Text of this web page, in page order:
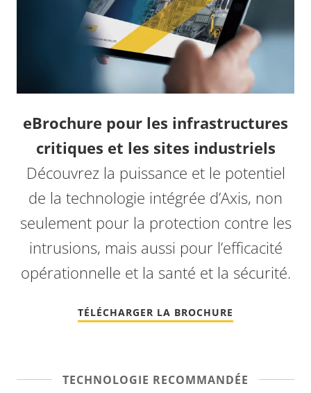
eBrochure pour les infrastructures
critiques et les sites industriels
Découvrez la puissance et le potentiel
de la technologie intégrée d’Axis, non
seulement pour la protection contre les
intrusions, mais aussi pour l’efficacité
opérationnelle et la santé et la sécurité.
TÉLÉCHARGER LA BROCHURE
TECHNOLOGIE RECOMMANDÉE